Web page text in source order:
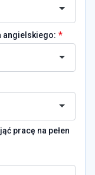
angielskiego: *
pracę na pełen